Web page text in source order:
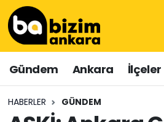
Gündem Ankara İlçeler
HABERLER GÜNDEM
Hava Durumu
Trafik Durumu
Süper Lig Puan Durumu